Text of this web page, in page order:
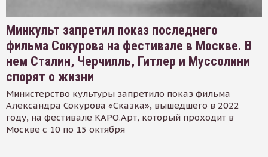
Минкульт запретил показ последнего
фильма Сокурова на фестивале в Москве. В
нем Сталин, Черчилль, Гитлер и Муссолини
спорят о жизни
Министерство культуры запретило показ фильма
Александра Сокурова «Сказка», вышедшего в 2022
году, на фестивале КАРО.Арт, который проходит в
Москве с 10 по 15 октября